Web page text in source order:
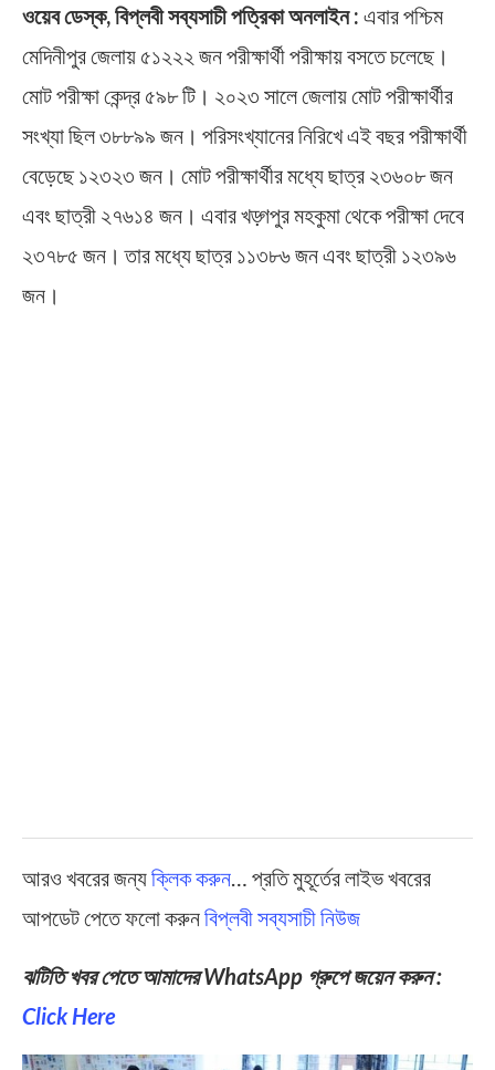
ওয়েব ডেস্ক, বিপ্লবী সব্যসাচী পত্রিকা অনলাইন : এবার পশ্চিম
মেদিনীপুর জেলায় ৫১২২২ জন পরীক্ষার্থী পরীক্ষায় বসতে চলেছে।
মোট পরীক্ষা কেন্দ্র ৫৯৮ টি। ২০২৩ সালে জেলায় মোট পরীক্ষার্থীর
সংখ্যা ছিল ৩৮৮৯৯ জন। পরিসংখ্যানের নিরিখে এই বছর পরীক্ষার্থী
বেড়েছে ১২৩২৩ জন। মোট পরীক্ষার্থীর মধ্যে ছাত্র ২৩৬০৮ জন
এবং ছাত্রী ২৭৬১৪ জন। এবার খড়্গপুর মহকুমা থেকে পরীক্ষা দেবে
২৩৭৮৫ জন। তার মধ্যে ছাত্র ১১৩৮৬ জন এবং ছাত্রী ১২৩৯৬
জন।
আরও খবরের জন্যক্লিক করুন … প্রতি মুহূর্তের লাইভ খবরের
আপডেট পেতে ফলো করুনবিপ্লবী সব্যসাচী নিউজ
ঝটিতি খবর পেতে আমাদের WhatsApp গ্রুপে জয়েন করুন :
Click Here